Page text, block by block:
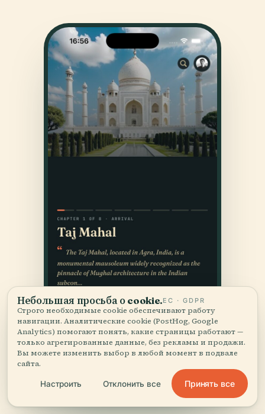
Небольшая просьба о cookie.ЕС · GDPR
Строго необходимые cookie обеспечивают работу
навигации. Аналитические cookie (PostHog, Google
Analytics) помогают понять, какие страницы работают —
только агрегированные данные, без рекламы и продажи.
Вы можете изменить выбор в любой момент в подвале
сайта.
Настроить Отклонить все Принять все